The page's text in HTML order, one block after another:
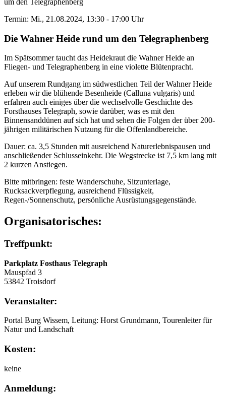
um den Telegraphenberg
Termin: Mi., 21.08.2024, 13:30 - 17:00 Uhr
Die Wahner Heide rund um den Telegraphenberg
Im Spätsommer taucht das Heidekraut die Wahner Heide an
Fliegen- und Telegraphenberg in eine violette Blütenpracht.
Auf unserem Rundgang im südwestlichen Teil der Wahner Heide
erleben wir die blühende Besenheide (Calluna vulgaris) und
erfahren auch einiges über die wechselvolle Geschichte des
Forsthauses Telegraph, sowie darüber, was es mit den
Binnensanddünen auf sich hat und sehen die Folgen der über 200-
jährigen militärischen Nutzung für die Offenlandbereiche.
Dauer: ca. 3,5 Stunden mit ausreichend Naturerlebnispausen und
anschließender Schlusseinkehr. Die Wegstrecke ist 7,5 km lang mit
2 kurzen Anstiegen.
Bitte mitbringen: feste Wanderschuhe, Sitzunterlage,
Rucksackverpflegung, ausreichend Flüssigkeit,
Regen-/Sonnenschutz, persönliche Ausrüstungsgegenstände.
Organisatorisches:
Treffpunkt:
Parkplatz Fosthaus Telegraph
Mauspfad 3
53842 Troisdorf
Veranstalter:
Portal Burg Wissem, Leitung: Horst Grundmann, Tourenleiter für
Natur und Landschaft
Kosten:
keine
Anmeldung: